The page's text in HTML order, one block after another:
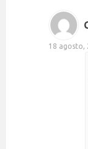
18 agosto,